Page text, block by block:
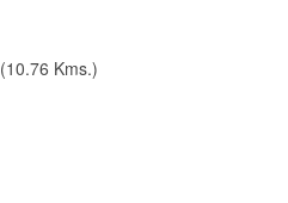
(10.76 Kms.)